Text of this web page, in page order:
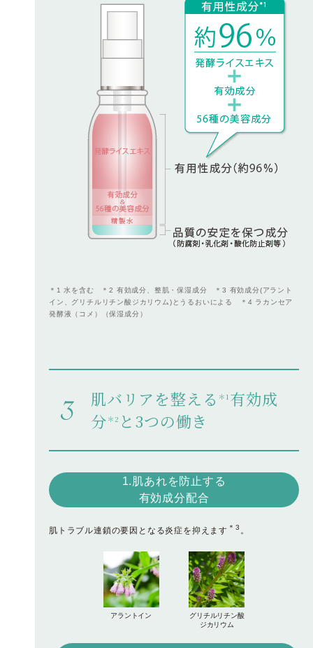
＊1 水を含む ＊2 有効成分、整肌・保湿成分 ＊3 有効成分(アラント
イン、グリチルリチン酸ジカリウム)とうるおいによる ＊4 ラカンセア
発酵液（コメ）（保湿成分）
肌バリアを整える ＊1 有効成
分 ＊2 と3つの働き
1.肌あれを防止する
有効成分配合
肌トラブル連鎖の要因となる炎症を抑えます ＊3 。
アラントイン
グリチルリチン酸
ジカリウム